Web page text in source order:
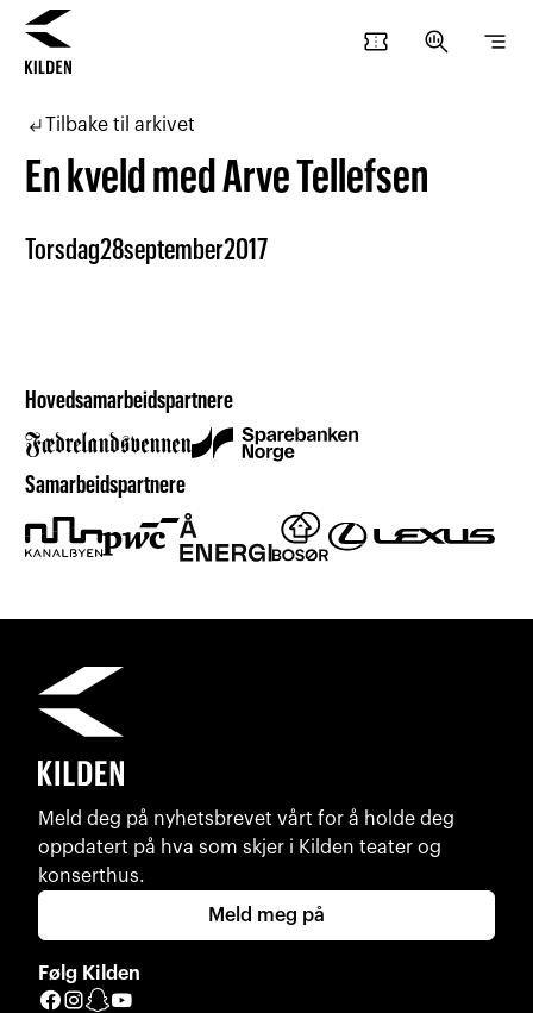
confirmation_number search_insights segment
subdirectory_arrow_leftTilbake til arkivet
En kveld med Arve Tellefsen
Torsdag28september2017
Hovedsamarbeidspartnere
Samarbeidspartnere
Meld deg på nyhetsbrevet vårt for å holde deg
oppdatert på hva som skjer i Kilden teater og
konserthus.
Meld meg på
Følg Kilden
Facebook
Instagram
Snapchat